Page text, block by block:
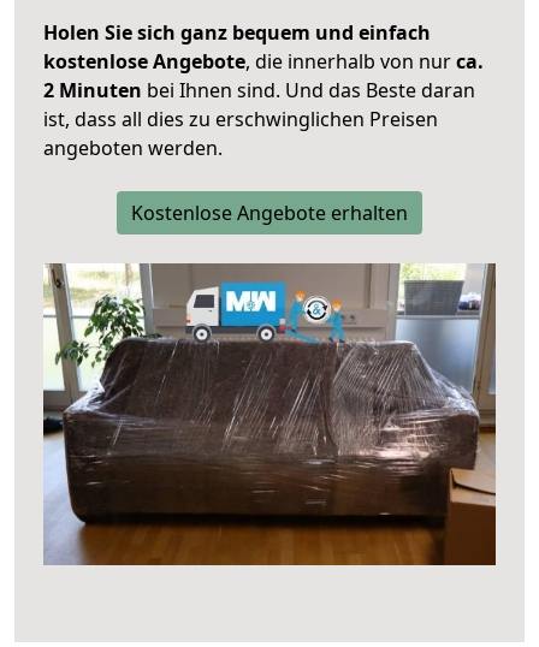
Holen Sie sich ganz bequem und einfach
kostenlose Angebote, die innerhalb von nurca.
2 Minuten bei Ihnen sind. Und das Beste daran
ist, dass all dies zu erschwinglichen Preisen
angeboten werden.
Kostenlose Angebote erhalten